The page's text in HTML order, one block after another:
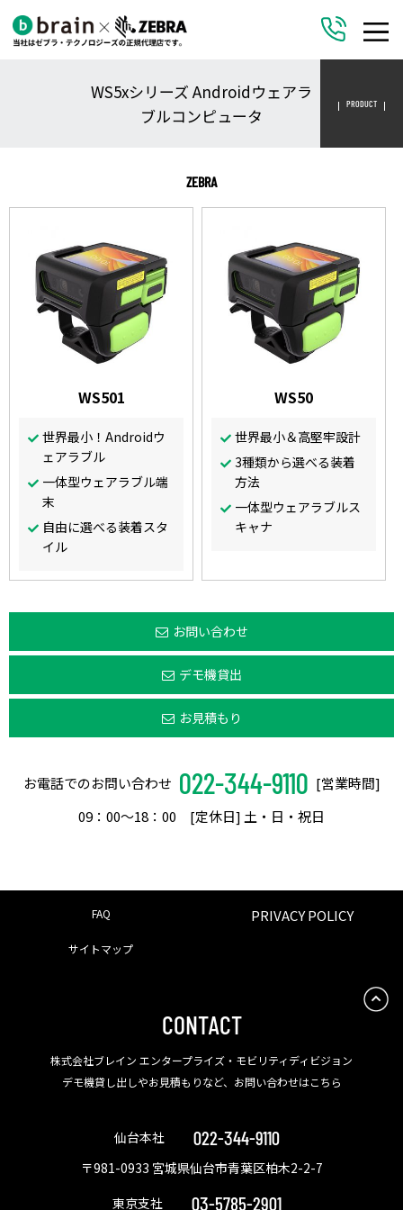
WS5xシリーズ Androidウェアラ
ブルコンピュータ
PRODUCT
ZEBRA
WS501
世界最小！Androidウ
ェアラブル
一体型ウェアラブル端
末
自由に選べる装着スタ
イル
WS50
世界最小＆高堅牢設計
3種類から選べる装着
方法
一体型ウェアラブルス
キャナ
お問い合わせ
デモ機貸出
お見積もり
お電話でのお問い合わせ 022-344-9110 [営業時間]
09：00〜18：00 [定休日] 土・日・祝日
FAQ PRIVACY POLICY
サイトマップ
CONTACT
株式会社ブレイン エンタープライズ・モビリティディビジョン
デモ機貸し出しやお見積もりなど、お問い合わせはこちら
仙台本社 022-344-9110
〒981-0933 宮城県仙台市青葉区柏木2-2-7
東京支社
03-5785-2901